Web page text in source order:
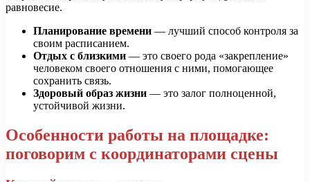
равновесие.
Планирование времени — лучший способ контроля за
своим расписанием.
Отдых с близкими — это своего рода «закрепление»
человеком своего отношения с ними, помогающее
сохранить связь.
Здоровый образ жизни — это залог полноценной,
устойчивой жизни.
Особенности работы на площадке:
поговорим с координаторами сцены